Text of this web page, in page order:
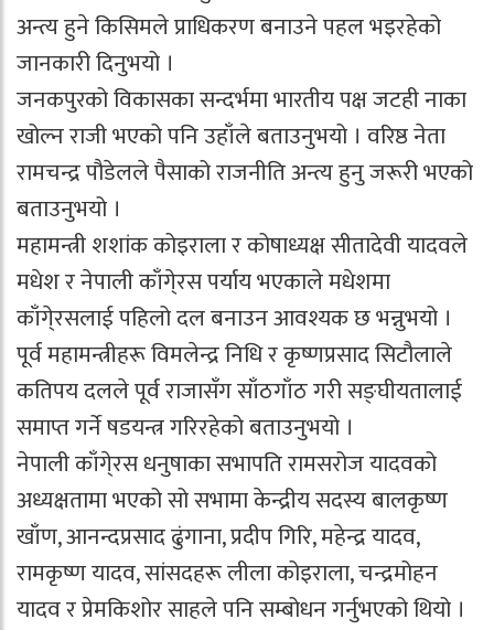
अन्त्य हुने किसिमले प्राधिकरण बनाउने पहल भइरहेको
जानकारी दिनुभयो ।
जनकपुरको विकासका सन्दर्भमा भारतीय पक्ष जटही नाका
खोल्न राजी भएको पनि उहाँले बताउनुभयो । वरिष्ठ नेता
रामचन्द्र पौडेलले पैसाको राजनीति अन्त्य हुनु जरूरी भएको
बताउनुभयो ।
महामन्त्री शशांक कोइराला र कोषाध्यक्ष सीतादेवी यादवले
मधेश र नेपाली काँगे्रस पर्याय भएकाले मधेशमा
काँगे्रसलाई पहिलो दल बनाउन आवश्यक छ भन्नुभयो ।
पूर्व महामन्त्रीहरू विमलेन्द्र निधि र कृष्णप्रसाद सिटौलाले
कतिपय दलले पूर्व राजासँग साँठगाँठ गरी सङ्घीयतालाई
समाप्त गर्ने षडयन्त्र गरिरहेको बताउनुभयो ।
नेपाली काँगे्रस धनुषाका सभापति रामसरोज यादवको
अध्यक्षतामा भएको सो सभामा केन्द्रीय सदस्य बालकृष्ण
खाँण, आनन्दप्रसाद ढुंगाना, प्रदीप गिरि, महेन्द्र यादव,
रामकृष्ण यादव, सांसदहरू लीला कोइराला, चन्द्रमोहन
यादव र प्रेमकिशोर साहले पनि सम्बोधन गर्नुभएको थियो ।